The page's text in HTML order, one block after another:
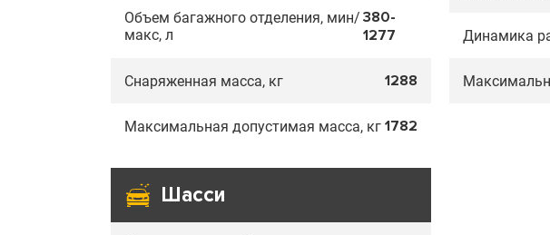
Объем багажного отделения, мин/
макс, л
380-
1277
Снаряженная масса, кг 1288
Максимальная допустимая масса, кг 1782
Динамика
Шасси